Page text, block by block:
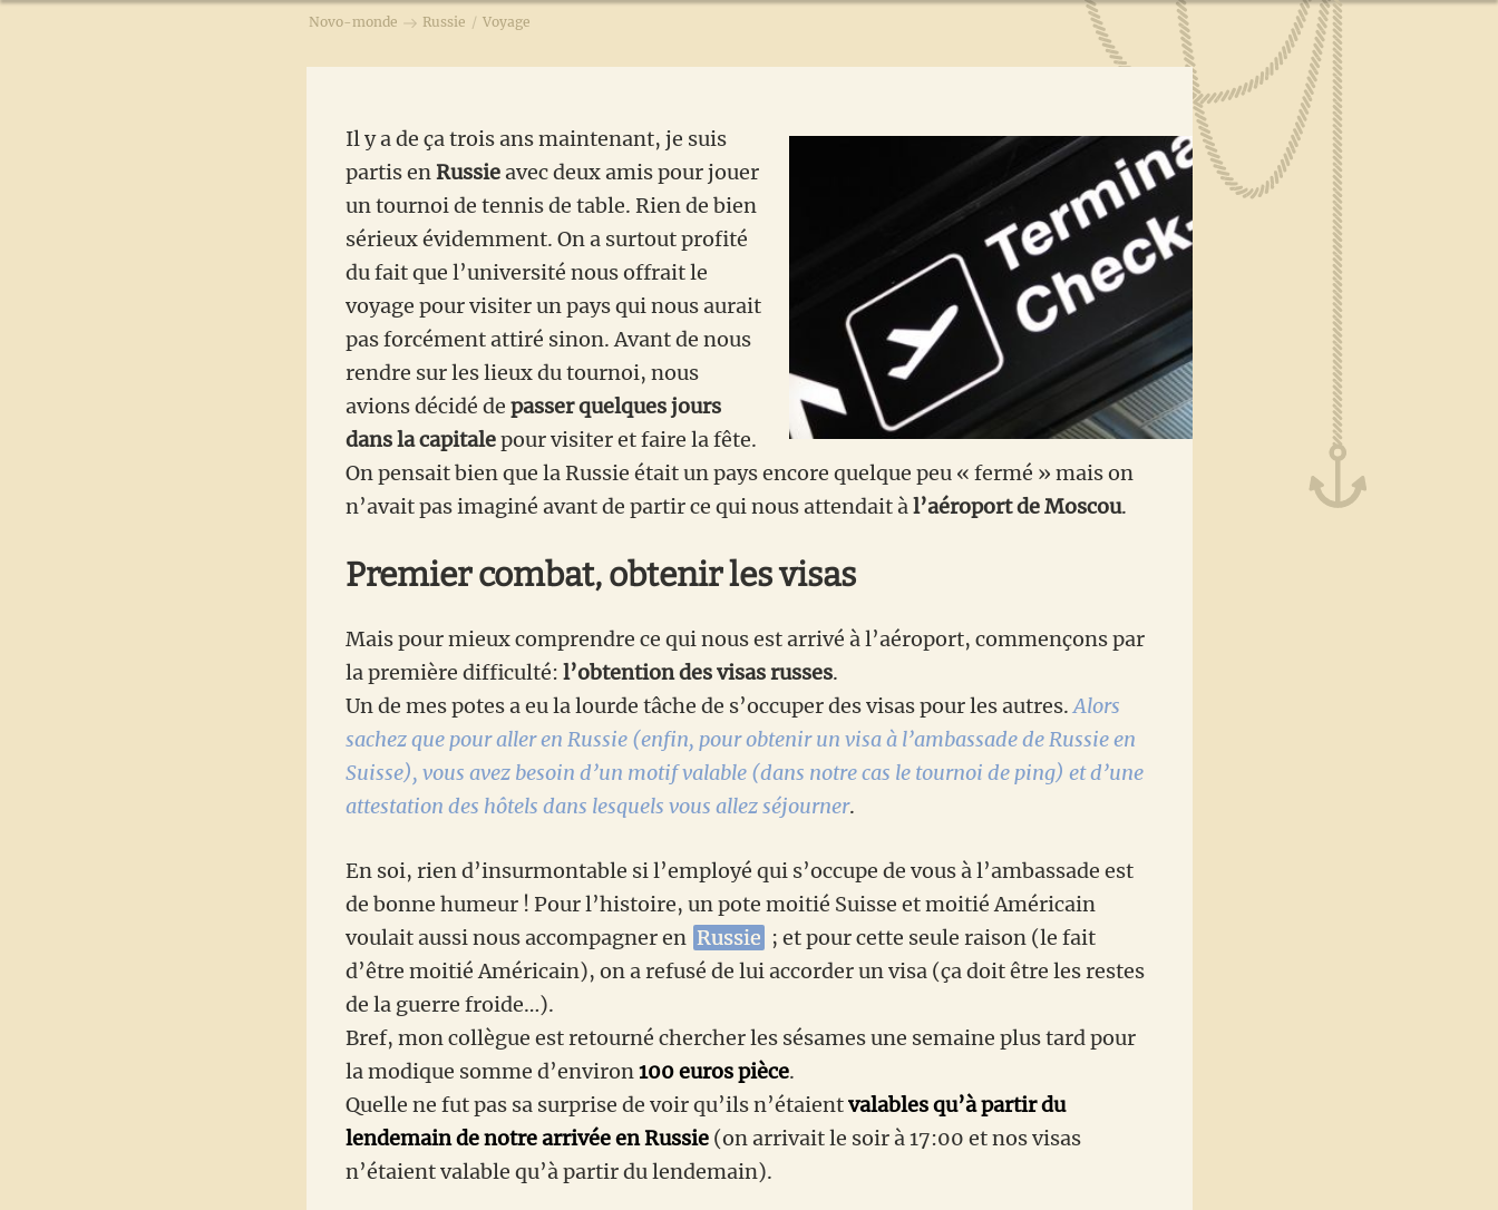
Novo-monde Russie / Voyage
Il y a de ça trois ans maintenant, je suis
partis enRussieavec deux amis pour jouer
un tournoi de tennis de table. Rien de bien
sérieux évidemment. On a surtout profité
du fait que l’université nous offrait le
voyage pour visiter un pays qui nous aurait
pas forcément attiré sinon. Avant de nous
rendre sur les lieux du tournoi, nous
avions décidé de passer quelques jours
dans la capitalepour visiter et faire la fête.
On pensait bien que la Russie était un pays encore quelque peu « fermé » mais on
n’avait pas imaginé avant de partir ce qui nous attendait àl’aéroport de Moscou.
Premier combat, obtenir les visas
Mais pour mieux comprendre ce qui nous est arrivé à l’aéroport, commençons par
la première difficulté: l’obtention des visas russes.
Un de mes potes a eu la lourde tâche de s’occuper des visas pour les autres.Alors
sachez que pour aller en Russie (enfin, pour obtenir un visa à l’ambassade de Russie en
Suisse), vous avez besoin d’un motif valable (dans notre cas le tournoi de ping) et d’une
attestation des hôtels dans lesquels vous allez séjourner.
En soi, rien d’insurmontable si l’employé qui s’occupe de vous à l’ambassade est
de bonne humeur ! Pour l’histoire, un pote moitié Suisse et moitié Américain
voulait aussi nous accompagner en Russie ; et pour cette seule raison (le fait
d’être moitié Américain), on a refusé de lui accorder un visa (ça doit être les restes
de la guerre froide…).
Bref, mon collègue est retourné chercher les sésames une semaine plus tard pour
la modique somme d’environ100 euros pièce.
Quelle ne fut pas sa surprise de voir qu’ils n’étaientvalables qu’à partir du
lendemain de notre arrivée en Russie(on arrivait le soir à 17:00 et nos visas
n’étaient valable qu’à partir du lendemain).